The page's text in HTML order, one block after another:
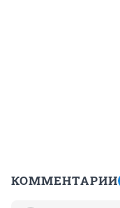
КОММЕНТАРИИ